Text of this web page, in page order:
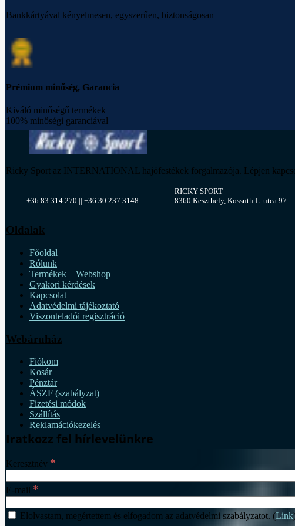
Bankkártyával kényelmesen, egyszerűen, biztonságosan
Prémium minőség, Garancia
Kiváló minőségű termékek
100% minőségi garanciával
Ricky Sport az INTERNATIONAL hajófestékek forgalmazója. Lépjen
+36 83 314 270 || +36 30 237 3148
RICKY SPORT
8360 Keszthely, Kossuth L. utca 97.
Oldalak
Főoldal
Rólunk
Termékek – Webshop
Gyakori kérdések
Kapcsolat
Adatvédelmi tájékoztató
Viszonteladói regisztráció
Webáruház
Fiókom
Kosár
Pénztár
ÁSZF (szabályzat)
Fizetési módok
Szállítás
Reklamációkezelés
Iratkozz fel hírlevelünkre
Keresztnév *
E-mail *
Elolvastam, megértettem és elfogadom az adatvédelmi szabályzatot. (Link